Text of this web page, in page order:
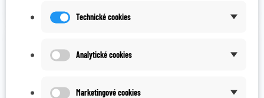
Superrychlo doručané.
Technické cookies
Analytické cookies
Marketingové cookies